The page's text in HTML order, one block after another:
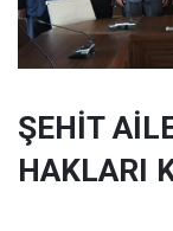
ŞEHİT
HAKLARI